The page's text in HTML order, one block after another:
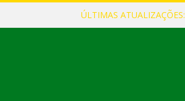
ÚLTIMAS ATUALIZAÇÕES: